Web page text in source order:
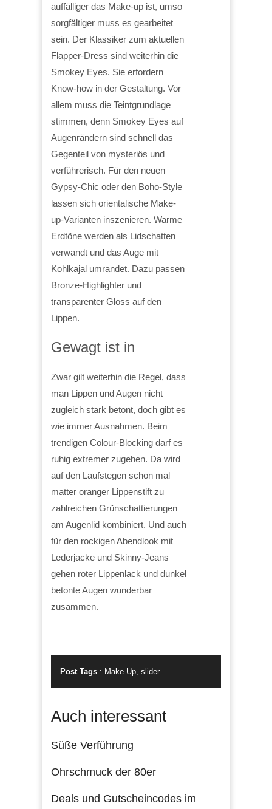
auffälliger das Make-up ist, umso
sorgfältiger muss es gearbeitet
sein. Der Klassiker zum aktuellen
Flapper-Dress sind weiterhin die
Smokey Eyes. Sie erfordern
Know-how in der Gestaltung. Vor
allem muss die Teintgrundlage
stimmen, denn Smokey Eyes auf
Augenrändern sind schnell das
Gegenteil von mysteriös und
verführerisch. Für den neuen
Gypsy-Chic oder den Boho-Style
lassen sich orientalische Make-
up-Varianten inszenieren. Warme
Erdtöne werden als Lidschatten
verwandt und das Auge mit
Kohlkajal umrandet. Dazu passen
Bronze-Highlighter und
transparenter Gloss auf den
Lippen.
Gewagt ist in
Zwar gilt weiterhin die Regel, dass
man Lippen und Augen nicht
zugleich stark betont, doch gibt es
wie immer Ausnahmen. Beim
trendigen Colour-Blocking darf es
ruhig extremer zugehen. Da wird
auf den Laufstegen schon mal
matter oranger Lippenstift zu
zahlreichen Grünschattierungen
am Augenlid kombiniert. Und auch
für den rockigen Abendlook mit
Lederjacke und Skinny-Jeans
gehen roter Lippenlack und dunkel
betonte Augen wunderbar
zusammen.
Post Tags : Make-Up slider
Auch interessant
Süße Verführung
Ohrschmuck der 80er
Deals und Gutscheincodes im